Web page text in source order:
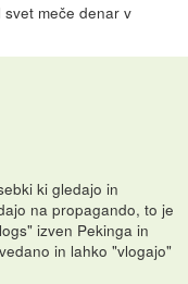
meče denar v
ki gledajo in
na propagando, to je
izven Pekinga in
in lahko "vlogajo"